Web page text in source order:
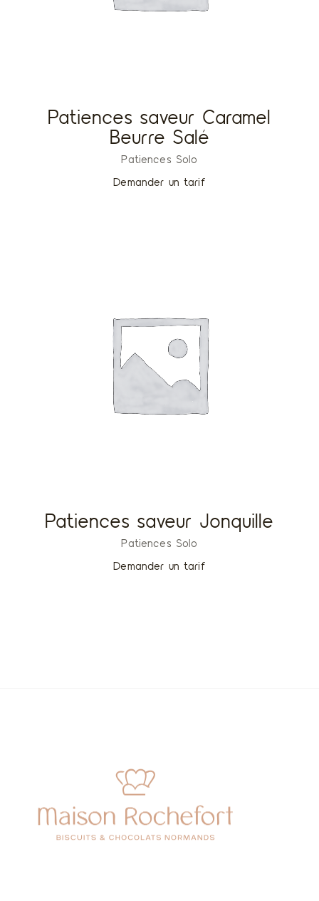
Patiences saveur Caramel
Beurre Salé
Patiences Solo
Demander un tarif
Patiences saveur Jonquille
Patiences Solo
Demander un tarif